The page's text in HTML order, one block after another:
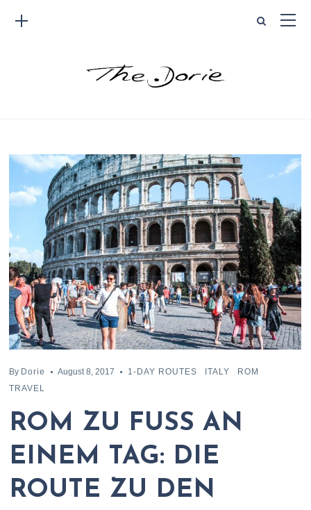
By Dorie August 8, 2017 1-DAY ROUTES ITALY
ROM
TRAVEL
ROM ZU FUSS AN E
INEM TAG: DIE R
OUTE ZU DEN W